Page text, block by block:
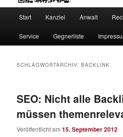
Start Kanzlei Anwalt
Service Gegnerliste
SCHLAGWORTARCHIV:BACKLINK
SEO: Nicht alle
müssen
Veröffentlicht am15. September 2012